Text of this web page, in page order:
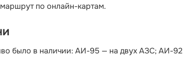
по онлайн-картам.
было в наличии: АИ-95 — на двух АЗС; АИ-92